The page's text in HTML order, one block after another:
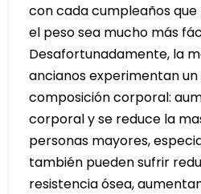
con cada cumpleaños que
el peso sea mucho más
Desafortunadamente, la
ancianos experimentan
composición corporal:
corporal y se reduce la
personas mayores,
también pueden sufrir
resistencia ósea,